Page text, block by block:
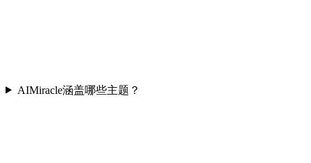
AIMiracle涵盖哪些主题？